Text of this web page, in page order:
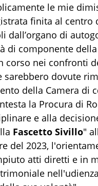
le mie
finita al centro
dall’organo di
di componente
corso nei confronti
dovute
della Camera di
la Procura di
e alla
Fascetto Sivillo"
del 2023,
atti diretti e in